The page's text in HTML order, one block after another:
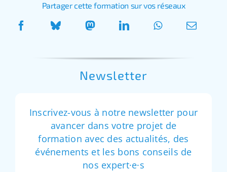
Partager cette formation sur vos réseaux
Newsletter
Inscrivez-vous à notre newsletter pour
avancer dans votre projet de
formation avec des actualités, des
événements et les bons conseils de
nos expert·e·s